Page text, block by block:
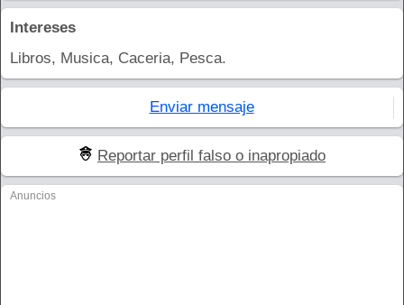
Intereses
Libros, Musica, Caceria, Pesca.
Enviar mensaje
Reportar perfil falso o inapropiado
Anuncios